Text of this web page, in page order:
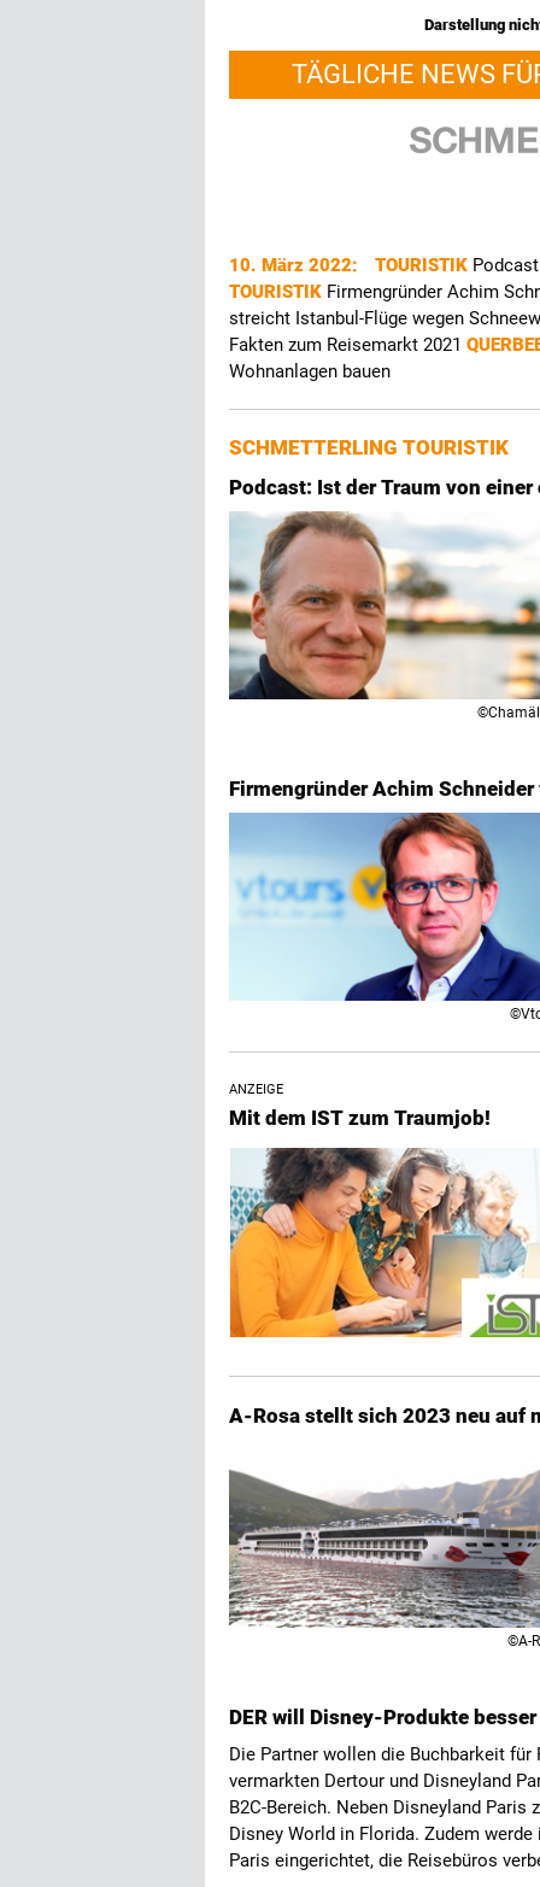
Darstellung
TÄGLICHE NEWS
10. März 2022: TOURISTIK
TOURISTIK Firmengründer Achim
streicht Istanbul-Flüge wegen
Fakten zum Reisemarkt 2021
Wohnanlagen bauen
SCHMETTERLING TOURISTIK
Podcast: Ist der Traum von einer
Firmengründer Achim
ANZEIGE
Mit dem IST zum Traumjob!
A-Rosa stellt sich 2023 neu auf
©A-
DER will Disney-Produkte
Die Partner wollen die Buchbarkeit
vermarkten Dertour und Disneyland
B2C-Bereich. Neben Disneyland Paris
Disney World in Florida. Zudem
Paris eingerichtet, die Reisebüros